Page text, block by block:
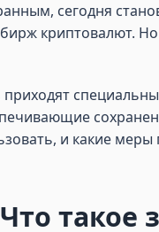
сегодня
криптовалют.
и какие
Что такое